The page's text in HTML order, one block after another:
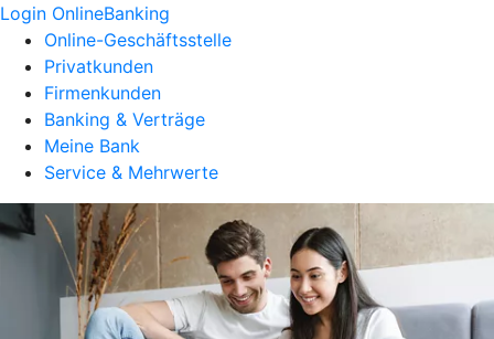
Login OnlineBanking
Online-Geschäftsstelle
Privatkunden
Firmenkunden
Banking & Verträge
Meine Bank
Service & Mehrwerte